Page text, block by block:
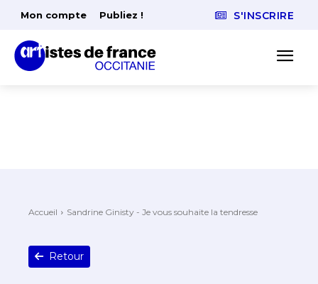
Mon compte Publiez ! S'INSCRIRE
Accueil Sandrine Ginisty - Je vous souhaite la tendresse
Retour